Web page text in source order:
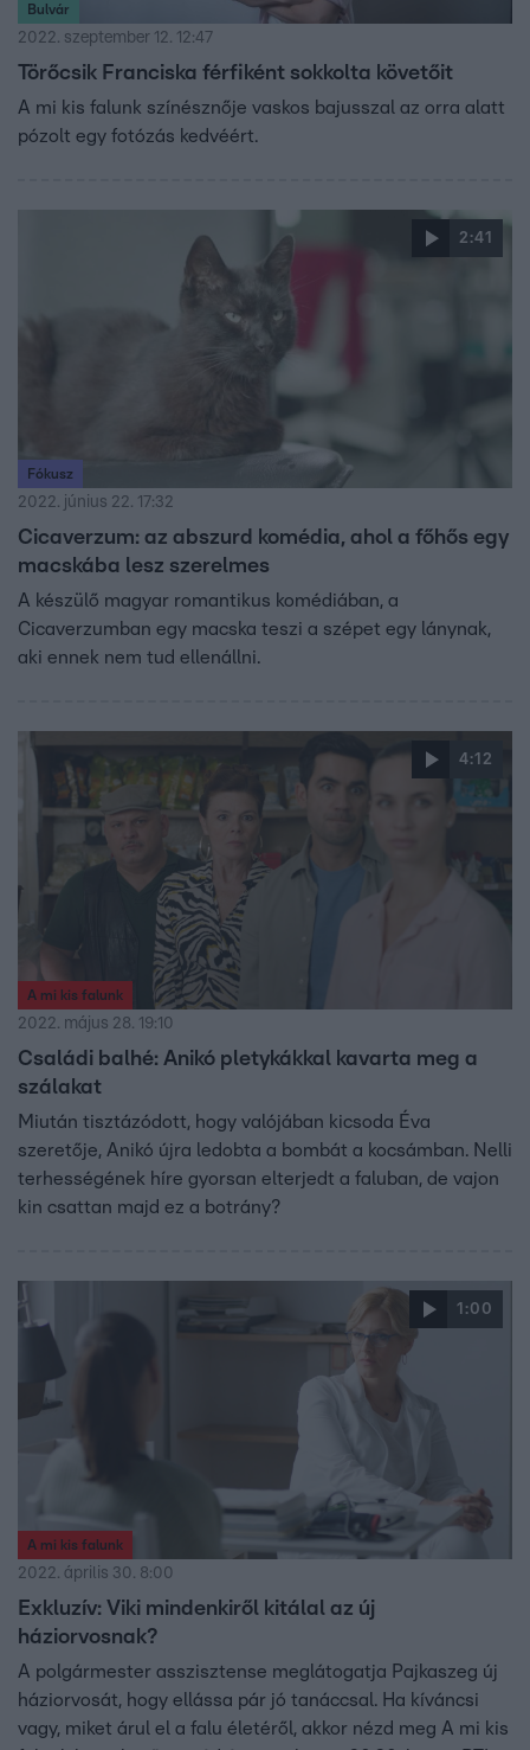
Bulvár
2022. szeptember 12. 12:47
Törőcsik Franciska férfiként sokkolta követőit
A mi kis falunk színésznője vaskos bajusszal az orra alatt
pózolt egy fotózás kedvéért.
2:41
Fókusz
2022. június 22. 17:32
Cicaverzum: az abszurd komédia, ahol a főhős egy
macskába lesz szerelmes
A készülő magyar romantikus komédiában, a
Cicaverzumban egy macska teszi a szépet egy lánynak,
aki ennek nem tud ellenállni.
4:12
A mi kis falunk
2022. május 28. 19:10
Családi balhé: Anikó pletykákkal kavarta meg a
szálakat
Miután tisztázódott, hogy valójában kicsoda Éva
szeretője, Anikó újra ledobta a bombát a kocsámban. Nelli
terhességének híre gyorsan elterjedt a faluban, de vajon
kin csattan majd ez a botrány?
1:00
A mi kis falunk
2022. április 30. 8:00
Exkluzív: Viki mindenkiről kitálal az új
háziorvosnak?
A polgármester asszisztense meglátogatja Pajkaszeg új
háziorvosát, hogy ellássa pár jó tanáccsal. Ha kíváncsi
vagy, miket árul el a falu életéről, akkor nézd meg A mi kis